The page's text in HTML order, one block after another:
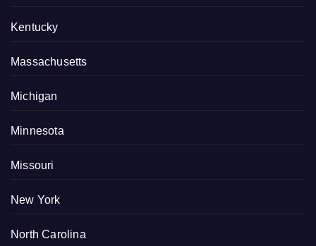
Kentucky
Massachusetts
Michigan
Minnesota
Missouri
New York
North Carolina